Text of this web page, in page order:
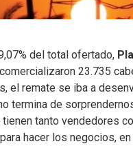
del total ofertado,
23.735
el remate se iba a
termina de
tanto vendedores
hacer los negocios,